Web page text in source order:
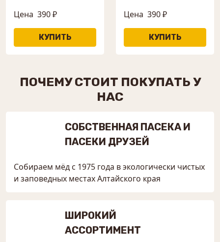
Цена 390 ₽ Цена 390 ₽
ПОЧЕМУ СТОИТ ПОКУПАТЬ У
НАС
СОБСТВЕННАЯ ПАСЕКА И
ПАСЕКИ ДРУЗЕЙ
Собираем мёд с 1975 года в экологически чистых
и заповедных местах Алтайского края
ШИРОКИЙ
АССОРТИМЕНТ